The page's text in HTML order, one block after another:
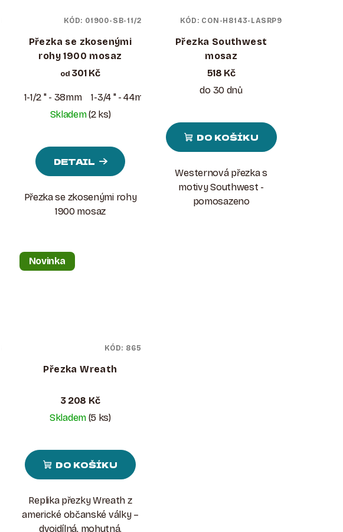
Přezka se zkosenými
rohy 1900 mosaz
od 301 Kč
1-1/2 " - 38mm
1-3/4 " - 44mm
Skladem(2 ks)
DETAIL
Přezka se zkosenými rohy
1900 mosaz
KÓD: 01900-SB-11/2
Přezka Southwest
mosaz
518 Kč
do 30 dnů
DO KOŠÍKU
Westernová přezka s
motivy Southwest -
pomosazeno
KÓD: CON-H8143-LASRP9
Novinka
Přezka Wreath
3 208 Kč
Skladem (5 ks)
DO KOŠÍKU
Replika přezky Wreath z
americké občanské války –
dvojdílná, mohutná.
KÓD: 865